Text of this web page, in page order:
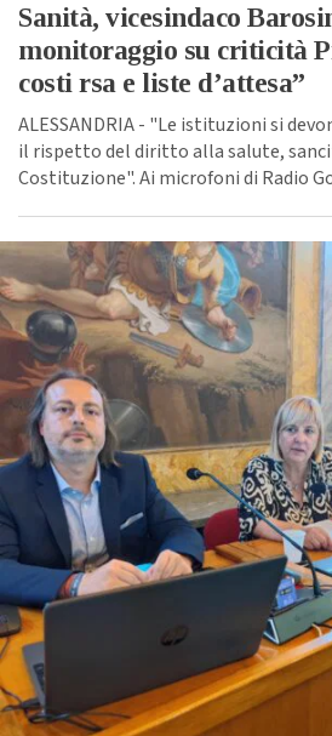
Sanità, vicesindaco
monitoraggio su criticità
costi rsa e liste d’attesa”
ALESSANDRIA - "Le istituzioni si
il rispetto del diritto alla salute,
Costituzione". Ai microfoni di Radio